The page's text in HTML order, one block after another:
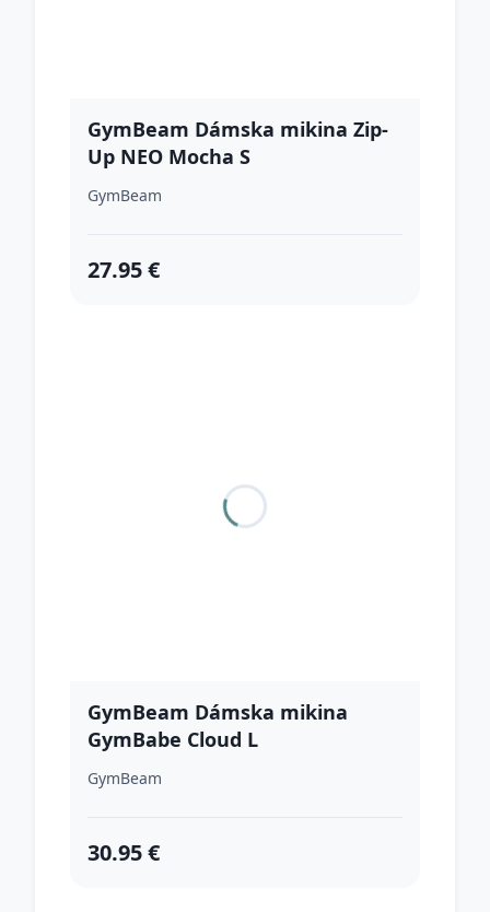
GymBeam Dámska mikina Zip-
Up NEO Mocha S
GymBeam
27.95 €
GymBeam Dámska mikina
GymBabe Cloud L
GymBeam
30.95 €